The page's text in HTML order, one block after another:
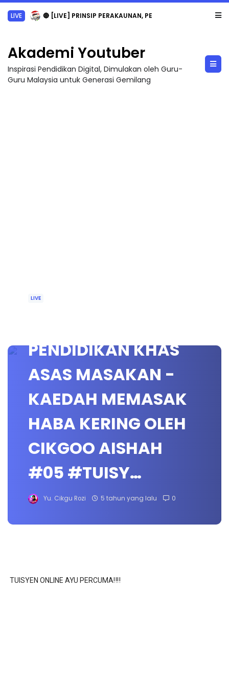
LIVE 🔴 [LIVE] PRINSIP PERAKAUNAN, PECUT SKOR SOALAN 1 TRIAL OLEH CIKGU WAN...
Akademi Youtuber
Inspirasi Pendidikan Digital, Dimulakan oleh Guru-
Guru Malaysia untuk Generasi Gemilang
LIVE
PENDIDIKAN KHAS
ASAS MASAKAN -
KAEDAH MEMASAK
HABA KERING OLEH
CIKGOO AISHAH
#05 #TUISY…
Yu. Cikgu Rozi 5 tahun yang lalu 0
TUISYEN ONLINE AYU PERCUMA‼️‼️